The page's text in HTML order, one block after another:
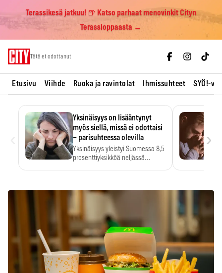
Terassikesä jatkuu! 🍺 Katso parhaat menovinkit Cityn
Terassioppaasta →
Tätä et odottanut
Etusivu Viihde Ruoka ja ravintolat Ihmissuhteet SYÖ!-
Yksinäisyys on lisääntynyt
myös siellä, missä ei odottaisi
– parisuhteessa olevilla
Yksinäisyys yleistyi Suomessa 8,5
prosenttiyksikköä neljässä
›